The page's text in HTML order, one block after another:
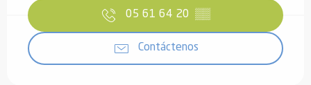
05 61 64 20 ▒▒
Contáctenos